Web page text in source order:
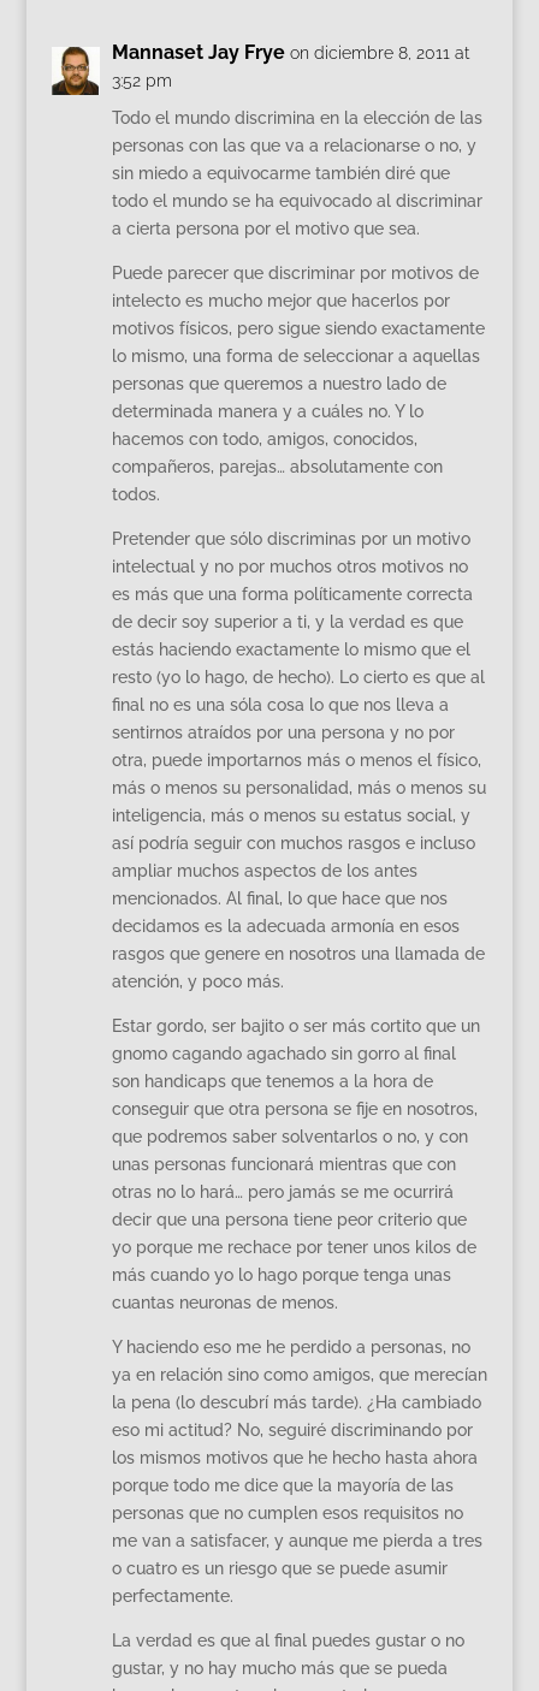
Mannaset Jay Frye on diciembre 8, 2011 at
3:52 pm
Todo el mundo discrimina en la elección de las
personas con las que va a relacionarse o no, y
sin miedo a equivocarme también diré que
todo el mundo se ha equivocado al discriminar
a cierta persona por el motivo que sea.
Puede parecer que discriminar por motivos de
intelecto es mucho mejor que hacerlos por
motivos físicos, pero sigue siendo exactamente
lo mismo, una forma de seleccionar a aquellas
personas que queremos a nuestro lado de
determinada manera y a cuáles no. Y lo
hacemos con todo, amigos, conocidos,
compañeros, parejas… absolutamente con
todos.
Pretender que sólo discriminas por un motivo
intelectual y no por muchos otros motivos no
es más que una forma políticamente correcta
de decir soy superior a ti, y la verdad es que
estás haciendo exactamente lo mismo que el
resto (yo lo hago, de hecho). Lo cierto es que al
final no es una sóla cosa lo que nos lleva a
sentirnos atraídos por una persona y no por
otra, puede importarnos más o menos el físico,
más o menos su personalidad, más o menos su
inteligencia, más o menos su estatus social, y
así podría seguir con muchos rasgos e incluso
ampliar muchos aspectos de los antes
mencionados. Al final, lo que hace que nos
decidamos es la adecuada armonía en esos
rasgos que genere en nosotros una llamada de
atención, y poco más.
Estar gordo, ser bajito o ser más cortito que un
gnomo cagando agachado sin gorro al final
son handicaps que tenemos a la hora de
conseguir que otra persona se fije en nosotros,
que podremos saber solventarlos o no, y con
unas personas funcionará mientras que con
otras no lo hará… pero jamás se me ocurrirá
decir que una persona tiene peor criterio que
yo porque me rechace por tener unos kilos de
más cuando yo lo hago porque tenga unas
cuantas neuronas de menos.
Y haciendo eso me he perdido a personas, no
ya en relación sino como amigos, que merecían
la pena (lo descubrí más tarde). ¿Ha cambiado
eso mi actitud? No, seguiré discriminando por
los mismos motivos que he hecho hasta ahora
porque todo me dice que la mayoría de las
personas que no cumplen esos requisitos no
me van a satisfacer, y aunque me pierda a tres
o cuatro es un riesgo que se puede asumir
perfectamente.
La verdad es que al final puedes gustar o no
gustar, y no hay mucho más que se pueda